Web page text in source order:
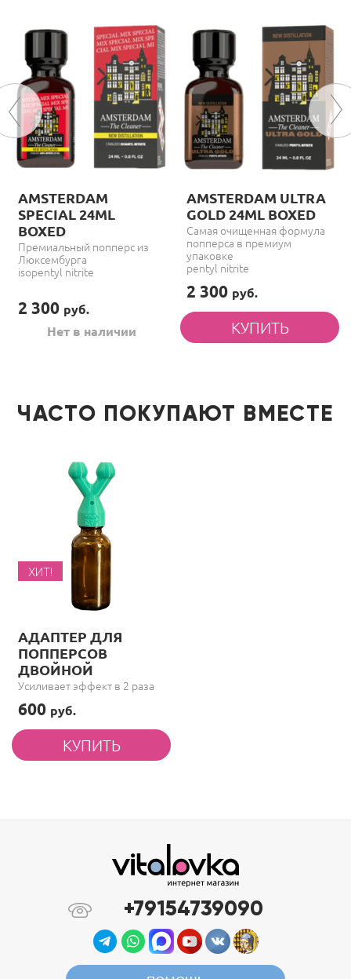
AMSTERDAM
SPECIAL 24ML
BOXED
Премиальный попперс из
Люксембурга
isopentyl nitrite
2 300 руб.
Нет в наличии
AMSTERDAM ULTRA
GOLD 24ML BOXED
Самая очищенная формула
попперса в премиум
упаковке
pentyl nitrite
2 300 руб.
ЧАСТО ПОКУПАЮТ ВМЕСТЕ
ХИТ!
АДАПТЕР ДЛЯ
ПОППЕРСОВ
ДВОЙНОЙ
Усиливает эффект в 2 раза
600 руб.
+79154739090